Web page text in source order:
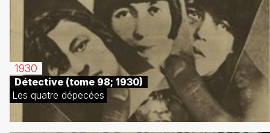
1930
Détective (tome 98; 1930)
Les quatre dépecées